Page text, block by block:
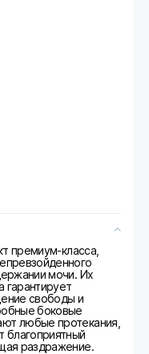
премиум-класса,
мочи. Их
гарантирует
свободы и
боковые
любые протекания,
раздражение.